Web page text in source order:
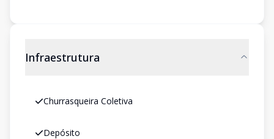
Infraestrutura
Churrasqueira Coletiva
Depósito